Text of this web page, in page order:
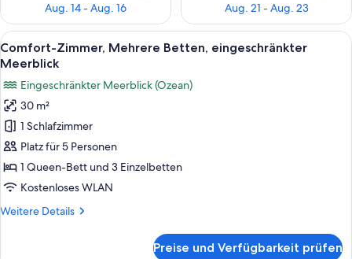
Aug. 14 - Aug. 16
Aug. 21 - Aug. 23
Alle
Fotos
Comfort-
Zimmer,
Mehrere
Betten,
eingeschränkter
Meerblick
Ein Bett mit floralem Überwurf, zwei
8
Comfort-Zimmer, Mehrere Betten, eingeschränkter
Meerblick
Eingeschränkter Meerblick (Ozean)
30 m²
1 Schlafzimmer
Platz für 5 Personen
1 Queen-Bett und 3 Einzelbetten
Kostenloses WLAN
Weitere Details
Weitere
Preise und Verfügbarkeit prüfen